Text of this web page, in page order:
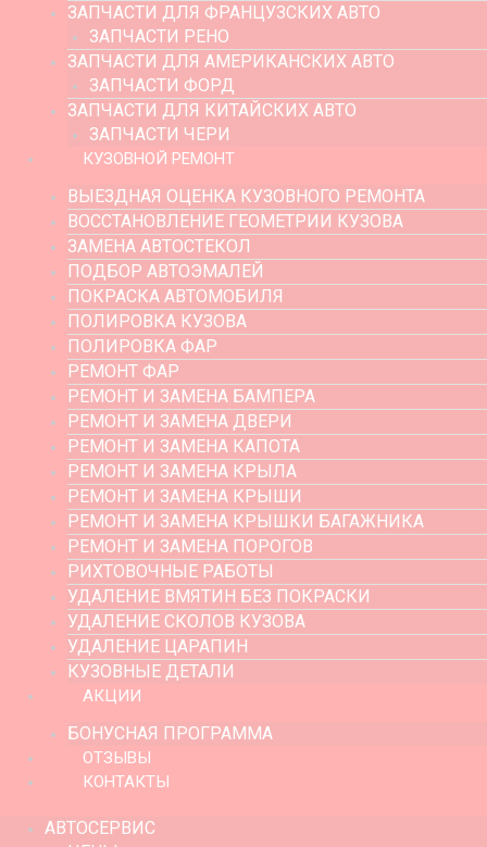
ЗАПЧАСТИ ДЛЯ ФРАНЦУЗСКИХ АВТО
ЗАПЧАСТИ РЕНО
ЗАПЧАСТИ ДЛЯ АМЕРИКАНСКИХ АВТО
ЗАПЧАСТИ ФОРД
ЗАПЧАСТИ ДЛЯ КИТАЙСКИХ АВТО
ЗАПЧАСТИ ЧЕРИ
КУЗОВНОЙ РЕМОНТ
ВЫЕЗДНАЯ ОЦЕНКА КУЗОВНОГО РЕМОНТА
ВОССТАНОВЛЕНИЕ ГЕОМЕТРИИ КУЗОВА
ЗАМЕНА АВТОСТЕКОЛ
ПОДБОР АВТОЭМАЛЕЙ
ПОКРАСКА АВТОМОБИЛЯ
ПОЛИРОВКА КУЗОВА
ПОЛИРОВКА ФАР
РЕМОНТ ФАР
РЕМОНТ И ЗАМЕНА БАМПЕРА
РЕМОНТ И ЗАМЕНА ДВЕРИ
РЕМОНТ И ЗАМЕНА КАПОТА
РЕМОНТ И ЗАМЕНА КРЫЛА
РЕМОНТ И ЗАМЕНА КРЫШИ
РЕМОНТ И ЗАМЕНА КРЫШКИ БАГАЖНИКА
РЕМОНТ И ЗАМЕНА ПОРОГОВ
РИХТОВОЧНЫЕ РАБОТЫ
УДАЛЕНИЕ ВМЯТИН БЕЗ ПОКРАСКИ
УДАЛЕНИЕ СКОЛОВ КУЗОВА
УДАЛЕНИЕ ЦАРАПИН
КУЗОВНЫЕ ДЕТАЛИ
АКЦИИ
БОНУСНАЯ ПРОГРАММА
ОТЗЫВЫ
КОНТАКТЫ
АВТОСЕРВИС